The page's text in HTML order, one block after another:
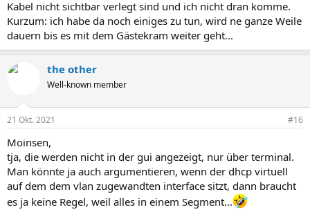
Kabel nicht sichtbar verlegt sind und ich nicht dran komme.
Kurzum: ich habe da noch einiges zu tun, wird ne ganze Weile
dauern bis es mit dem Gästekram weiter geht...
the other
Well-known member
21 Okt. 2021 #16
Moinsen,
tja, die werden nicht in der gui angezeigt, nur über terminal.
Man könnte ja auch argumentieren, wenn der dhcp virtuell
auf dem dem vlan zugewandten interface sitzt, dann braucht
es ja keine Regel, weil alles in einem Segment...